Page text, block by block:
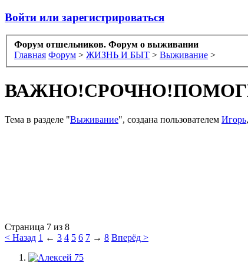
Войти или зарегистрироваться
Форум отшельников. Форум о выживании
Главная Форум > ЖИЗНЬ И БЫТ > Выживание >
Тема в разделе "Выживание", создана пользователем Игорь,
Страница 7 из 8
< Назад 1 ← 3 4 5 6 7 → 8 Вперёд >